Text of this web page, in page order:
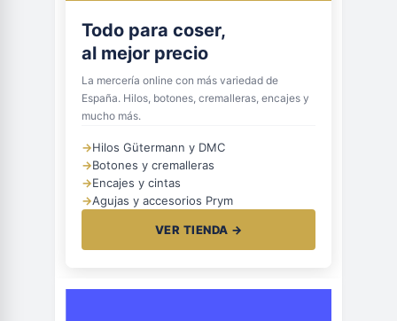
Todo para coser,
al mejor precio
La mercería online con más variedad de
España. Hilos, botones, cremalleras, encajes y
mucho más.
→Hilos Gütermann y DMC
→Botones y cremalleras
→Encajes y cintas
→Agujas y accesorios Prym
VER TIENDA →